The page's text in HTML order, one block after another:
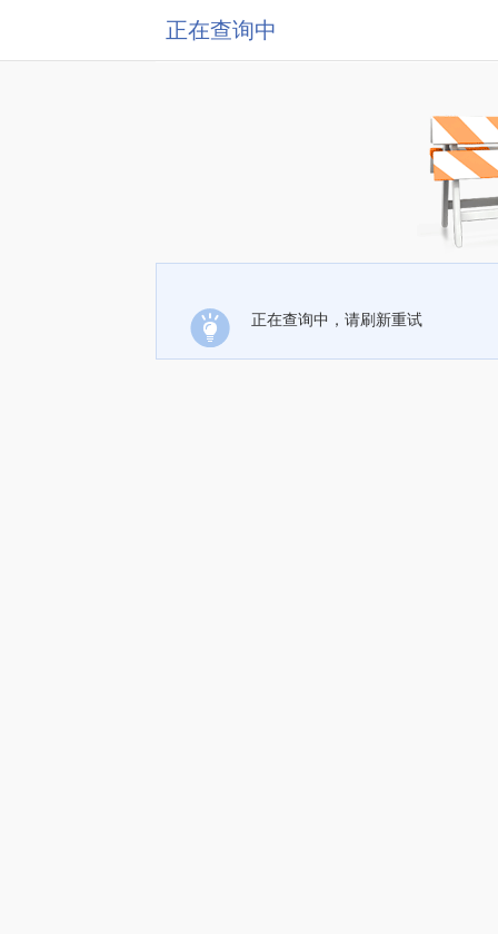
正在查询中
正在查询中，请刷新重试